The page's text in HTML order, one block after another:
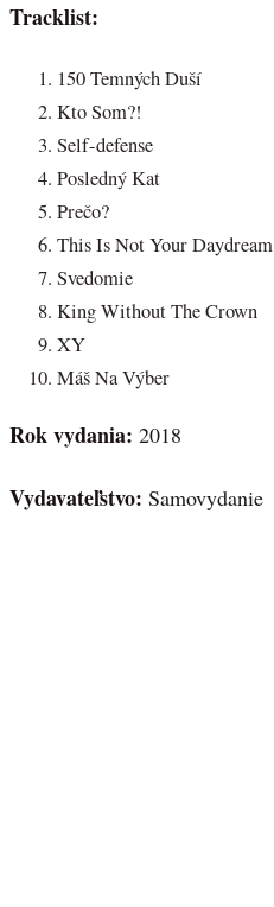
Tracklist:
150 Temných Duší
Kto Som?!
Self-defense
Posledný Kat
Prečo?
This Is Not Your Daydream
Svedomie
King Without The Crown
XY
Máš Na Výber
Rok vydania: 2018
Vydavateľstvo: Samovydanie